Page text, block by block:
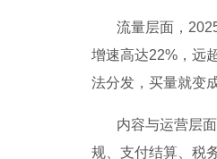
流量层面，
增速高达22%，远
法分发，买量就变
内容与运营层
规、支付结算、税